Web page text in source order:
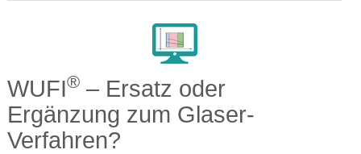
WUFI®– Ersatz oder
Ergänzung zum Glaser-
Verfahren?